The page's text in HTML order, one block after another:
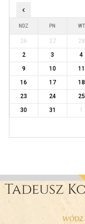
‹
NDZ PN WT
26 27 28
2
3 4
9
10 11
16
17 18
23
24 25
30
31 1